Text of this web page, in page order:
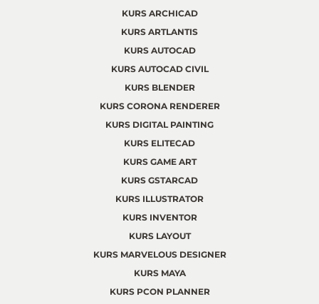
KURS ARCHICAD
KURS ARTLANTIS
KURS AUTOCAD
KURS AUTOCAD CIVIL
KURS BLENDER
KURS CORONA RENDERER
KURS DIGITAL PAINTING
KURS ELITECAD
KURS GAME ART
KURS GSTARCAD
KURS ILLUSTRATOR
KURS INVENTOR
KURS LAYOUT
KURS MARVELOUS DESIGNER
KURS MAYA
KURS PCON PLANNER